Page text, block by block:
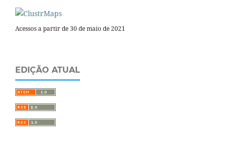
Acessos a partir de 30 de maio de 2021
EDIÇÃO ATUAL